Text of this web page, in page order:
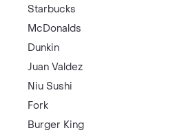
Starbucks
McDonalds
Dunkin
Juan Valdez
Niu Sushi
Fork
Burger King